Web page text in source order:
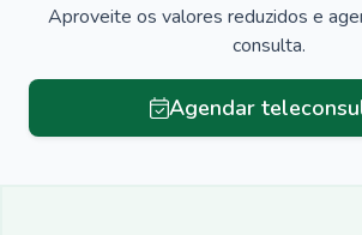
Aproveite os valores reduzidos e
consulta.
Agendar